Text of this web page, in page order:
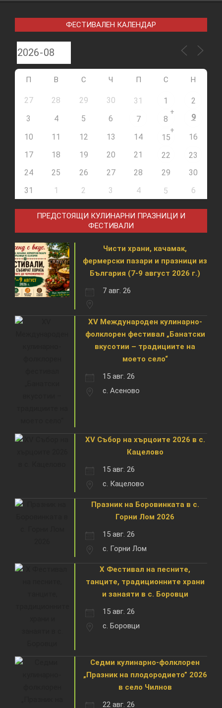
ФЕСТИВАЛЕН КАЛЕНДАР
П В С Ч П С Н
27 28 29 30 31 1
2
3
4 5 6 7 8
+
9
10 11 12 13 14 15
+
16
17
18 19 20 21 22
23
24
25 26 27 28 29
30
31
1 2 3 4 5 6
ПРЕДСТОЯЩИ КУЛИНАРНИ ПРАЗНИЦИ И
ФЕСТИВАЛИ
Чисти храни, качамак,
фермерски пазари и празници из
България (7-9 август 2026 г.)
7 авг. 26
XV Международен кулинарно-
фолклорен фестивал „Банатски
вкусотии – традициите на
моето село“
15 авг. 26
с. Асеново
XV Събор на хърцоите 2026 в с.
Кацелово
15 авг. 26
с. Кацелово
Празник на Боровинката в с.
Горни Лом 2026
15 авг. 26
с. Горни Лом
X Фестивал на песните,
танците, традиционните храни
и занаяти в с. Боровци
15 авг. 26
с. Боровци
Седми кулинарно-фолклорен
„Празник на плодородието” 2026
в село Чилнов
22 авг. 26